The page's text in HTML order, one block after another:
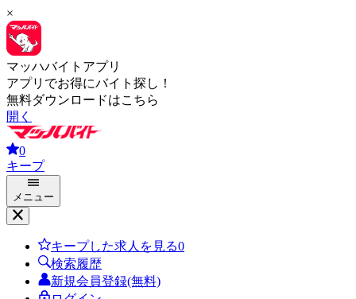
×
マッハバイトアプリ
アプリでお得にバイト探し！
無料ダウンロードはこちら
開く
0
キープ
メニュー
キープした求人を見る0
検索履歴
新規会員登録(無料)